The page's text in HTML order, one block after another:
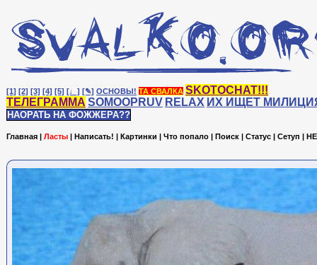
[1] [2] [3] [4] [5] [♩] [✎] ОСНОВЫ! ТА СВАЛКА SKOTOCHAT!!!
ТЕЛЕГРАММА SOMOOPRUV RELAX ИХ ИЩЕТ
НАОРАТЬ НА ФОЖЖЕРА??
Главная | Ласты | Написать! | Картинки | Что попало | Поиск | Статус | Сетуп |